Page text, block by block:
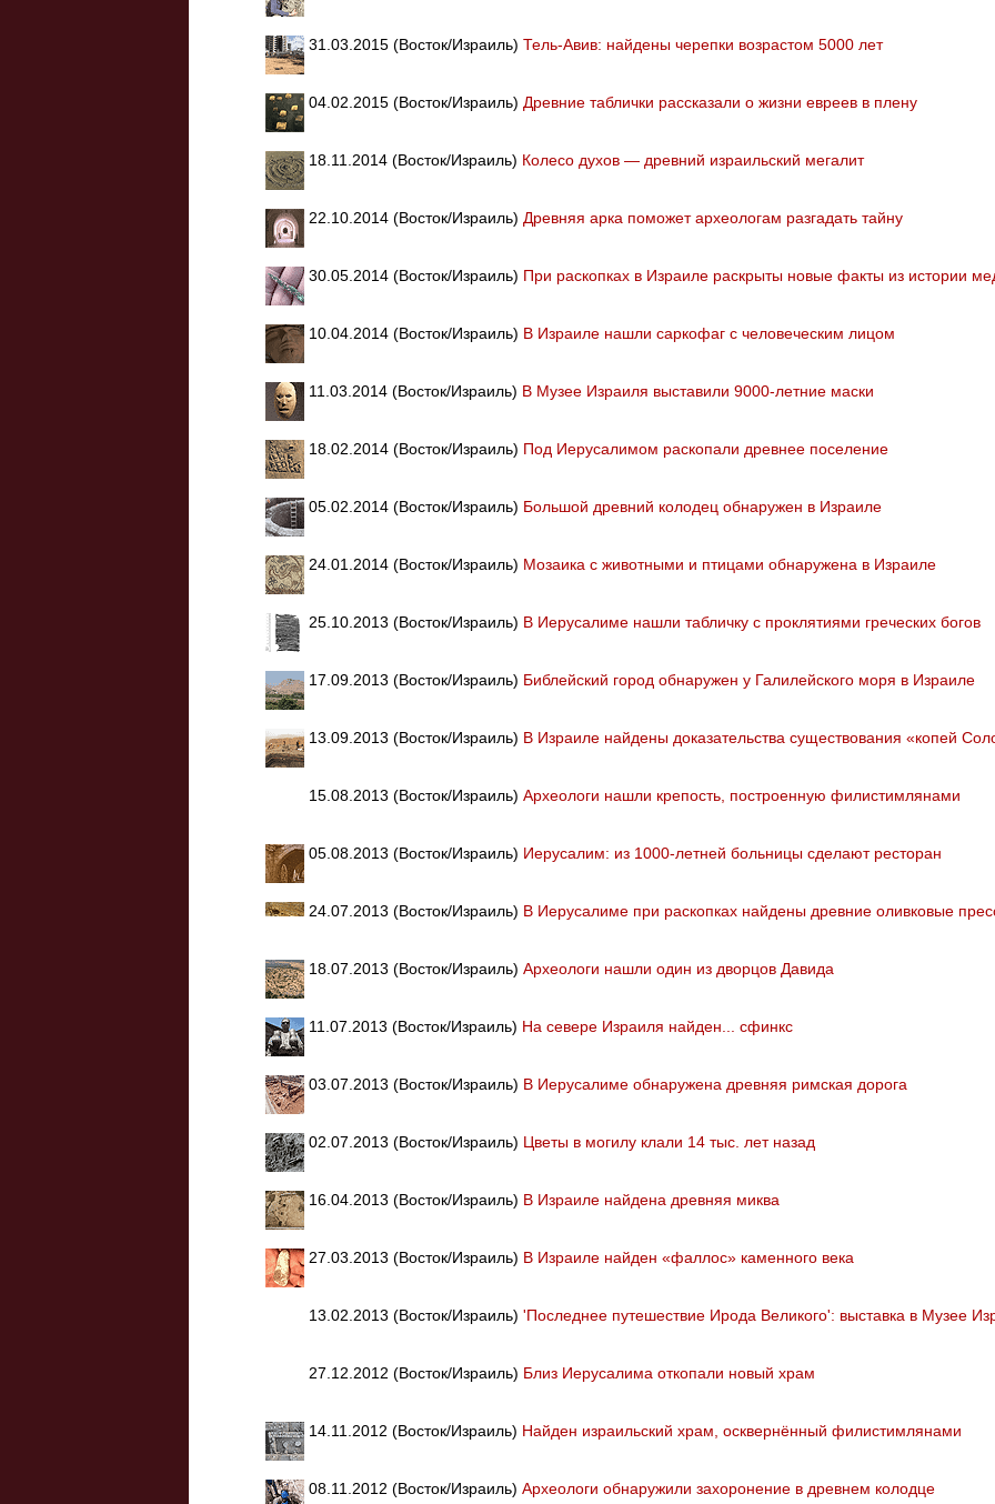
31.03.2015 (Восток/Израиль) Тель-Авив: найдены черепки возрастом 5000 лет
04.02.2015 (Восток/Израиль) Древние таблички рассказали о жизни евреев в плену
18.11.2014 (Восток/Израиль) Колесо духов — древний израильский мегалит
22.10.2014 (Восток/Израиль) Древняя арка поможет археологам разгадать тайну
30.05.2014 (Восток/Израиль) При раскопках в Израиле раскрыты новые факты из истории
10.04.2014 (Восток/Израиль) В Израиле нашли саркофаг с человеческим лицом
11.03.2014 (Восток/Израиль) В Музее Израиля выставили 9000-летние маски
18.02.2014 (Восток/Израиль) Под Иерусалимом раскопали древнее поселение
05.02.2014 (Восток/Израиль) Большой древний колодец обнаружен в Израиле
24.01.2014 (Восток/Израиль) Мозаика с животными и птицами обнаружена в Израиле
25.10.2013 (Восток/Израиль) В Иерусалиме нашли табличку с проклятиями греческих богов
17.09.2013 (Восток/Израиль) Библейский город обнаружен у Галилейского моря в Израиле
13.09.2013 (Восток/Израиль) В Израиле найдены доказательства существования «копей
15.08.2013 (Восток/Израиль) Археологи нашли крепость, построенную филистимлянами
05.08.2013 (Восток/Израиль) Иерусалим: из 1000-летней больницы сделают ресторан
24.07.2013 (Восток/Израиль) В Иерусалиме при раскопках найдены древние оливковые
18.07.2013 (Восток/Израиль) Археологи нашли один из дворцов Давида
11.07.2013 (Восток/Израиль) На севере Израиля найден... сфинкс
03.07.2013 (Восток/Израиль) В Иерусалиме обнаружена древняя римская дорога
02.07.2013 (Восток/Израиль) Цветы в могилу клали 14 тыс. лет назад
16.04.2013 (Восток/Израиль) В Израиле найдена древняя миква
27.03.2013 (Восток/Израиль) В Израиле найден «фаллос» каменного века
13.02.2013 (Восток/Израиль) 'Последнее путешествие Ирода Великого': выставка в Музее
27.12.2012 (Восток/Израиль) Близ Иерусалима откопали новый храм
14.11.2012 (Восток/Израиль) Найден израильский храм, осквернённый филистимлянами
08.11.2012 (Восток/Израиль) Археологи обнаружили захоронение в древнем колодце